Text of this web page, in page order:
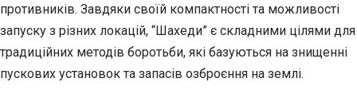
противників. Завдяки своїй компактності та можливості
запуску з різних локацій, “Шахеди” є складними цілями для
традиційних методів боротьби, які базуються на знищенні
пускових установок та запасів озброєння на землі.